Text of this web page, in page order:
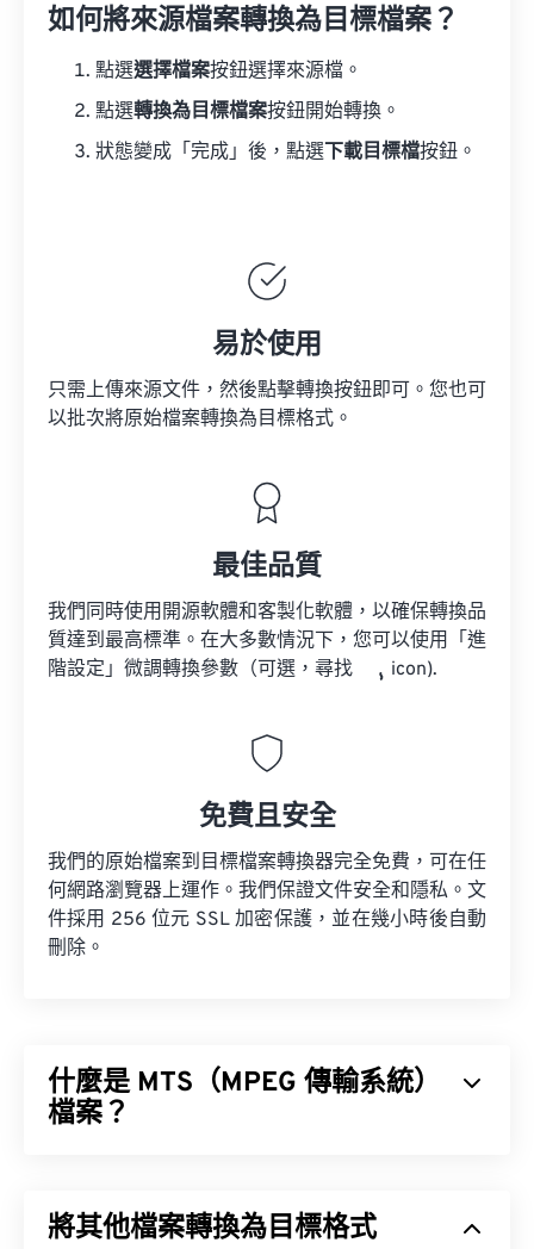
如何將來源檔案轉換為目標檔案？
點選選擇檔案按鈕選擇來源檔。
點選轉換為目標檔案按鈕開始轉換。
狀態變成「完成」後，點選 下載目標檔按鈕。
易於使用
只需上傳來源文件，然後點擊轉換按鈕即可。您也可
以批次將原始檔案轉換為目標格式。
最佳品質
我們同時使用開源軟體和客製化軟體，以確保轉換品
質達到最高標準。在大多數情況下，您可以使用「進
階設定」微調轉換參數（可選，尋找
icon).
免費且安全
我們的原始檔案到目標檔案轉換器完全免費，可在任
何網路瀏覽器上運作。我們保證文件安全和隱私。文
件採用 256 位元 SSL 加密保護，並在幾小時後自動
刪除。
什麼是 MTS（MPEG 傳輸系統）
檔案？
(Panasonic) 開發了 MTS，但佳能 (Canon)、JVC 和
將其他檔案轉換為目標格式